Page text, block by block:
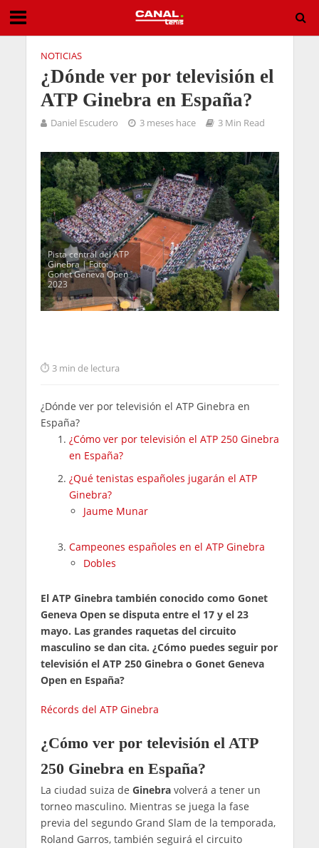
NOTICIAS
¿Dónde ver por televisión el
ATP Ginebra en España?
Daniel Escudero 3 meses hace 3 Min Read
Pista central del ATP
Ginebra | Foto:
Gonet Geneva Open
2023
3 min de lectura
¿Dónde ver por televisión el ATP Ginebra en
España?
¿Cómo ver por televisión el ATP 250 Ginebra
en España?
¿Qué tenistas españoles jugarán el ATP
Ginebra?
Jaume Munar
Campeones españoles en el ATP Ginebra
Dobles
El ATP Ginebra también conocido como Gonet
Geneva Open se disputa entre el 17 y el 23
mayo. Las grandes raquetas del circuito
masculino se dan cita. ¿Cómo puedes seguir por
televisión el ATP 250 Ginebra o Gonet Geneva
Open en España?
Récords del ATP Ginebra
¿Cómo ver por televisión el ATP
250 Ginebra en España?
La ciudad suiza de Ginebravolverá a tener un
torneo masculino. Mientras se juega la fase
previa del segundo Grand Slam de la temporada,
Roland Garros, también seguirá el circuito